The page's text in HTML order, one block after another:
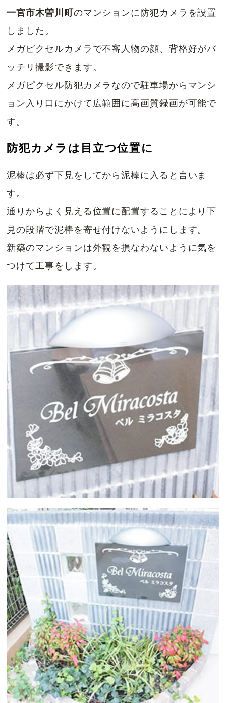
一宮市木曽川町 のマンションに防犯カメラを設置
しました。
メガピクセルカメラで不審人物の顔、背格好がバ
ッチリ撮影できます。
メガピクセル防犯カメラなので駐車場からマンシ
ョン入り口にかけて広範囲に高画質録画が可能で
す。
防犯カメラは目立つ位置に
泥棒は必ず下見をしてから泥棒に入ると言いま
す。
通りからよく見える位置に配置することにより下
見の段階で泥棒を寄せ付けないようにします。
新築のマンションは外観を損なわないように気を
つけて工事をします。